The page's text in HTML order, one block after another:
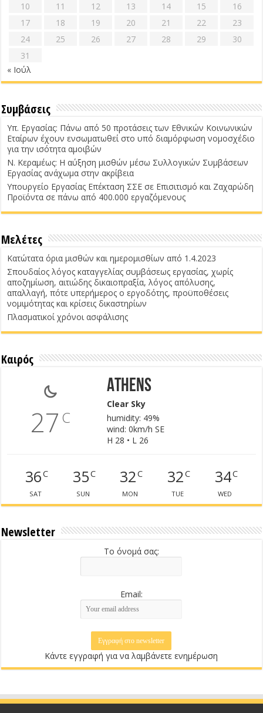
10
11 12 13 14 15
16
17
18 19 20 21 22
23
24
25 26 27 28 29
30
31
« Ιούλ
Συμβάσεις
Υπ. Εργασίας: Πάνω από 50 προτάσεις των Εθνικών Κοινωνικών
Εταίρων έχουν ενσωματωθεί στο υπό διαμόρφωση νομοσχέδιο
για την ισότητα αμοιβών
Ν. Κεραμέως: Η αύξηση μισθών μέσω Συλλογικών Συμβάσεων
Εργασίας ανάχωμα στην ακρίβεια
Υπουργείο Εργασίας Επέκταση ΣΣΕ σε Επισιτισμό και Ζαχαρώδη
Προϊόντα σε πάνω από 400.000 εργαζόμενους
Μελέτες
Κατώτατα όρια μισθών και ημερομισθίων από 1.4.2023
Σπουδαίος λόγος καταγγελίας συμβάσεως εργασίας, χωρίς
αποζημίωση, αιτιώδης δικαιοπραξία, λόγος απόλυσης,
απαλλαγή, πότε υπερήμερος ο εργοδότης, προϋποθέσεις
νομιμότητας και κρίσεις δικαστηρίων
Πλασματικοί χρόνοι ασφάλισης
Καιρός
27 C
Athens
Clear Sky
humidity: 49%
wind: 0km/h SE
H 28 • L 26
36C
SAT
35C
SUN
32C
MON
32C
TUE
34C
WED
Newsletter
Το όνομά σας:
Email:
Κάντε εγγραφή για να λαμβάνετε ενημέρωση